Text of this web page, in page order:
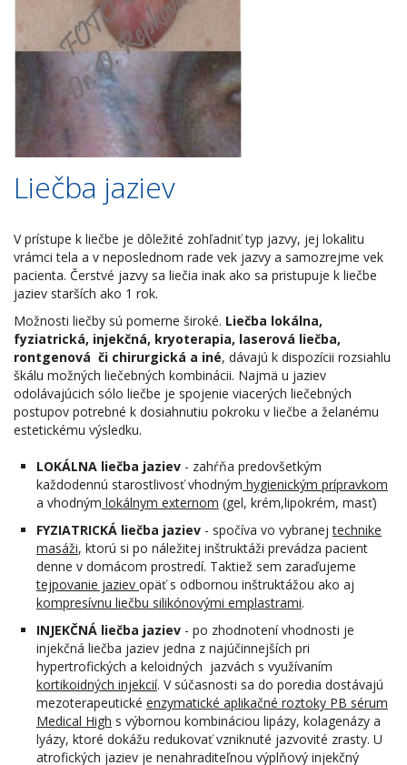
Liečba jaziev
V prístupe k liečbe je dôležité zohľadniť typ jazvy, jej lokalitu
vrámci tela a v neposlednom rade vek jazvy a samozrejme vek
pacienta. Čerstvé jazvy sa liečia inak ako sa pristupuje k liečbe
jaziev starších ako 1 rok.
Možnosti liečby sú pomerne široké. Liečba lokálna,
fyziatrická, injekčná, kryoterapia, laserová liečba,
rontgenová či chirurgická a iné, dávajú k dispozícii rozsiahlu
škálu možných liečebných kombinácii. Najmä u jaziev
odolávajúcich sólo liečbe je spojenie viacerých liečebných
postupov potrebné k dosiahnutiu pokroku v liečbe a želanému
estetickému výsledku.
LOKÁLNA liečba jaziev - zahŕňa predovšetkým
každodennú starostlivosť vhodným hygienickým prípravkom
a vhodným lokálnym externom (gel, krém,lipokrém, masť)
FYZIATRICKÁ liečba jaziev - spočíva vo vybranejtechnike
masáži, ktorú si po náležitej inštruktáži prevádza pacient
denne v domácom prostredí. Taktiež sem zaraďujeme
tejpovanie jaziev opäť s odbornou inštruktážou ako aj
kompresívnu liečbu silikónovými emplastrami.
INJEKČNÁ liečba jaziev - po zhodnotení vhodnosti je
injekčná liečba jaziev jedna z najúčinnejších pri
hypertrofických a keloidných jazvách s využívaním
kortikoidných injekcií. V súčasnosti sa do poredia dostávajú
mezoterapeutické enzymatické aplikačné roztoky PB sérum
Medical High s výbornou kombináciou lipázy, kolagenázy a
lyázy, ktoré dokážu redukovať vzniknuté jazvovité zrasty. U
atrofických jaziev je nenahraditeľnou výplňový injekčný